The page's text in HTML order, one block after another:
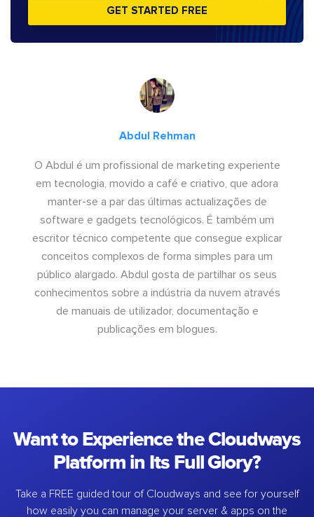
GET STARTED FREE
Abdul Rehman
O Abdul é um profissional de marketing experiente
em tecnologia, movido a café e criativo, que adora
manter-se a par das últimas actualizações de
software e gadgets tecnológicos. É também um
escritor técnico competente que consegue explicar
conceitos complexos de forma simples para um
público alargado. Abdul gosta de partilhar os seus
conhecimentos sobre a indústria da nuvem através
de manuais de utilizador, documentação e
publicações em blogues.
Want to Experience the Cloudways
Platform in Its Full Glory?
Take a FREE guided tour of Cloudways and see for yourself
how easily you can manage your server & apps on the